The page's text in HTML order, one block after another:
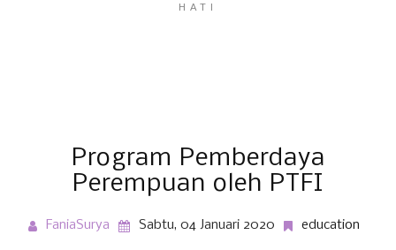
HATI
Program Pemberdaya
Perempuan oleh PTFI
FaniaSurya Sabtu, 04 Januari 2020 education